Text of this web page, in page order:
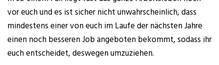
vor euch und es ist sicher nicht unwahr­schein­lich, dass
min­des­tens einer von euch im Lau­fe der nächs­ten Jah­re
einen noch bes­se­ren Job ange­bo­ten bekommt, sodass ihr
euch ent­schei­det, des­we­gen umzuziehen.